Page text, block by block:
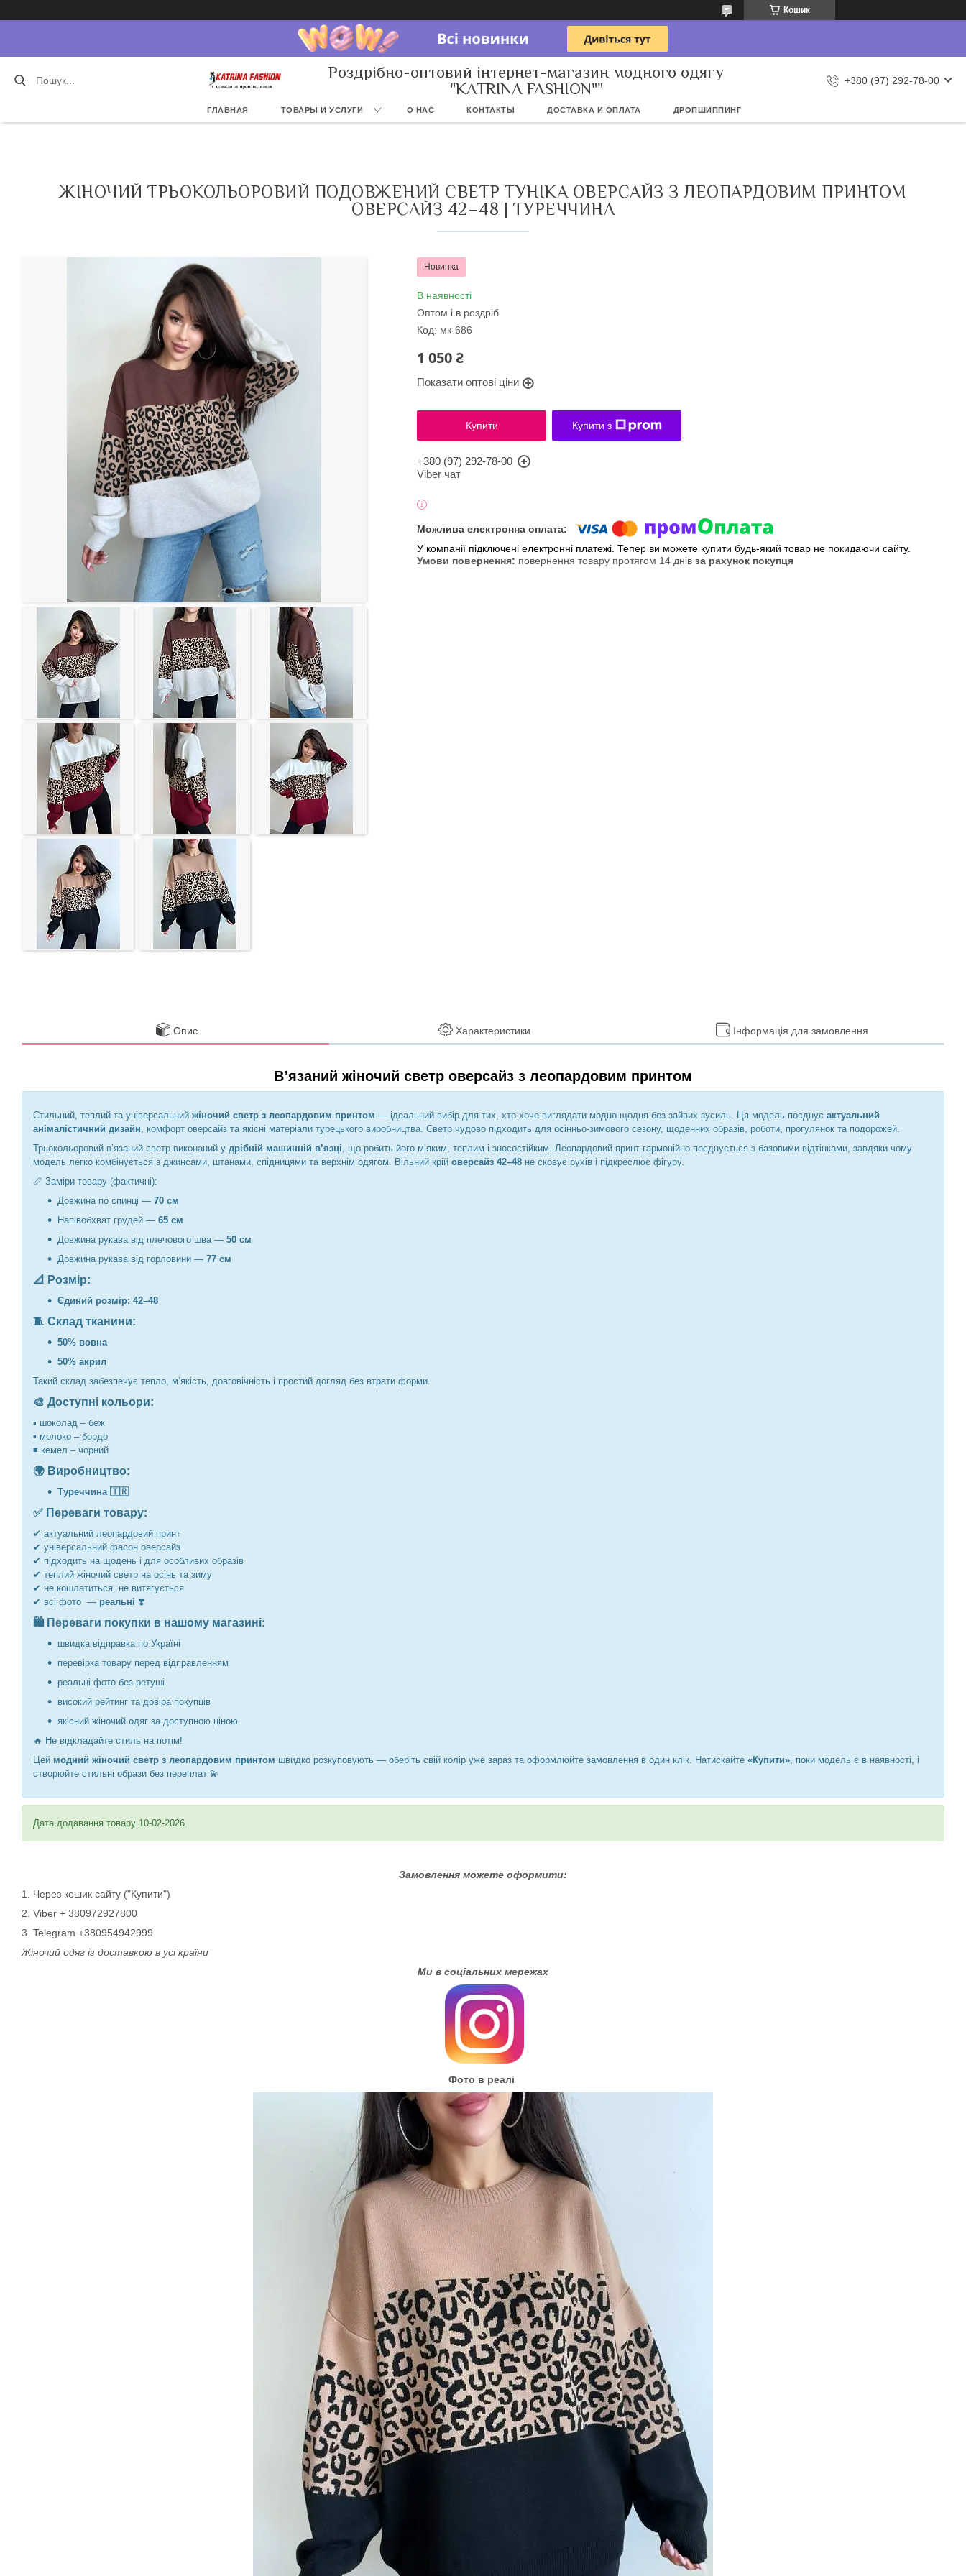
Кошик
Роздрібно-оптовий інтернет-магазин модного одягу
"KATRINA FASHION""
+380 (97) 292-78-00
ГЛАВНАЯ ТОВАРЫ И УСЛУГИ О НАС КОНТАКТЫ ДОСТАВКА И ОПЛАТА ДРОПШИППИНГ
ЖІНОЧИЙ ТРЬОКОЛЬОРОВИЙ ПОДОВЖЕНИЙ СВЕТР ТУНІКА ОВЕРСАЙЗ З ЛЕОПАРДОВИМ ПРИНТОМ
ОВЕРСАЙЗ 42–48 | ТУРЕЧЧИНА
Новинка
В наявності
Оптом і в роздріб
Код: мк-686
1 050 ₴
Показати оптові ціни
Купити Купити з
+380 (97) 292-78-00
Viber чат
У компанії підключені електронні платежі. Тепер ви можете купити будь-який товар не покидаючи сайту.
повернення товару протягом 14 днів за рахунок покупця
Опис Характеристики Інформація для замовлення
В’язаний жіночий светр оверсайз з леопардовим принтом
Стильний, теплий та універсальний жіночий светр з леопардовим принтом — ідеальний вибір для тих, хто хоче виглядати модно щодня без зайвих зусиль. Ця модель поєднує актуальний
анімалістичний дизайн , комфорт оверсайз та якісні матеріали турецького виробництва. Светр чудово підходить для осінньо-зимового сезону, щоденних образів, роботи, прогулянок та подорожей.
Трьокольоровий в’язаний светр виконаний у дрібній машинній в’язці , що робить його м’яким, теплим і зносостійким. Леопардовий принт гармонійно поєднується з базовими відтінками, завдяки чому
модель легко комбінується з джинсами, штанами, спідницями та верхнім одягом. Вільний крій оверсайз 42–48 не сковує рухів і підкреслює фігуру.
📏 Заміри товару (фактичні):
Довжина по спинці — 70 см
Напівобхват грудей — 65 см
Довжина рукава від плечового шва — 50 см
Довжина рукава від горловини — 77 см
📐 Розмір:
Єдиний розмір: 42–48
🧵 Склад тканини:
50% вовна
50% акрил
Такий склад забезпечує тепло, м’якість, довговічність і простий догляд без втрати форми.
🎨 Доступні кольори:
▪️ шоколад – беж
▪️ молоко – бордо
◾️ кемел – чорний
🌍 Виробництво:
Туреччина 🇹🇷
✅ Переваги товару:
✔ актуальний леопардовий принт
✔ універсальний фасон оверсайз
✔ підходить на щодень і для особливих образів
✔ теплий жіночий светр на осінь та зиму
✔ не кошлатиться, не витягується
✔ всі фото — реальні ❣️
🛍️ Переваги покупки в нашому магазині:
швидка відправка по Україні
перевірка товару перед відправленням
реальні фото без ретуші
високий рейтинг та довіра покупців
якісний жіночий одяг за доступною ціною
🔥 Не відкладайте стиль на потім!
Цей модний жіночий светр з леопардовим принтом швидко розкуповують — оберіть свій колір уже зараз та оформлюйте замовлення в один клік. Натискайте «Купити» , поки модель є в наявності, і
створюйте стильні образи без переплат 💫
Дата додавання товару 10-02-2026
Замовлення можете оформити:
1. Через кошик сайту ("Купити")
2. Viber + 380972927800
3. Telegram +380954942999
Жіночий одяг із доставкою в усі країни
Ми в соціальних мережах
Фото в реалі